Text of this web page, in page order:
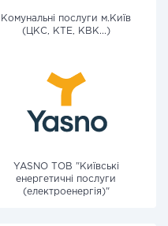
Комунальні послуги м.Київ
(ЦКС, КТЕ, КВК...)
YASNO ТОВ "Київські
енергетичні послуги
(електроенергія)"